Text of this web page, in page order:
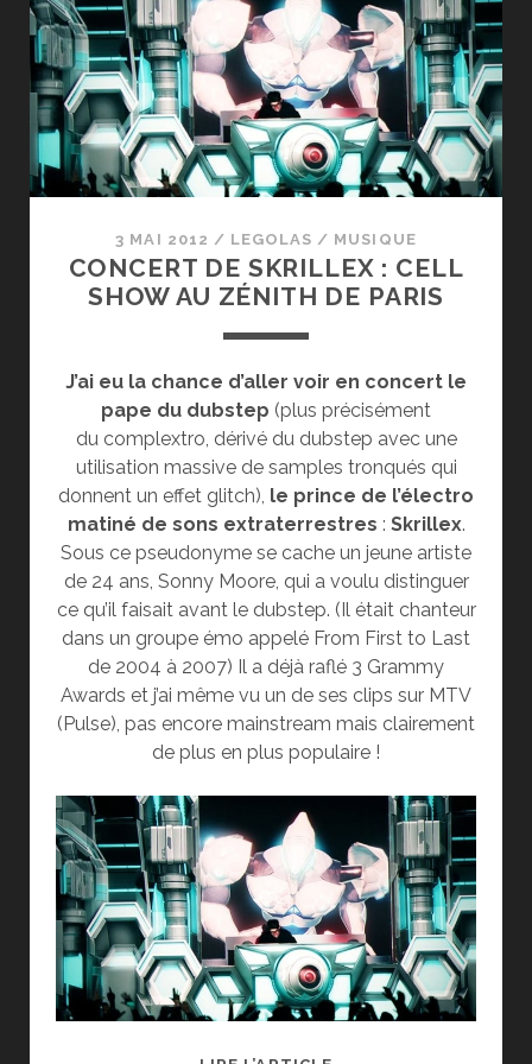
3 MAI 2012 / LEGOLAS / MUSIQUE
CONCERT DE SKRILLEX : CELL
SHOW AU ZÉNITH DE PARIS
J’ai eu la chance d’aller voir en concert le
pape du dubstep (plus précisément
du complextro, dérivé du dubstep avec une
utilisation massive de samples tronqués qui
donnent un effet glitch), le prince de l’électro
matiné de sons extraterrestres : Skrillex.
Sous ce pseudonyme se cache un jeune artiste
de 24 ans, Sonny Moore, qui a voulu distinguer
ce qu’il faisait avant le dubstep. (Il était chanteur
dans un groupe émo appelé From First to Last
de 2004 à 2007) Il a déjà raflé 3 Grammy
Awards et j’ai même vu un de ses clips sur MTV
(Pulse), pas encore mainstream mais clairement
de plus en plus populaire !